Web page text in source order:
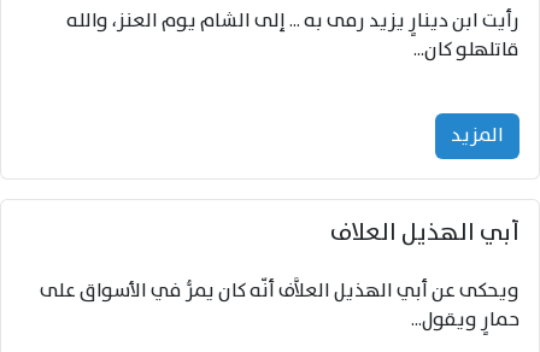
رأيت ابن دينارٍ يزيد رمى به ... إلى الشام يوم العنز، والله
قاتلهلو كان...
المزید
أبي الهذيل العلاف
ويحكى عن أبي الهذيل العلاَّف أنّه كان يمرُّ في الأسواق على
حمارٍ ويقول...